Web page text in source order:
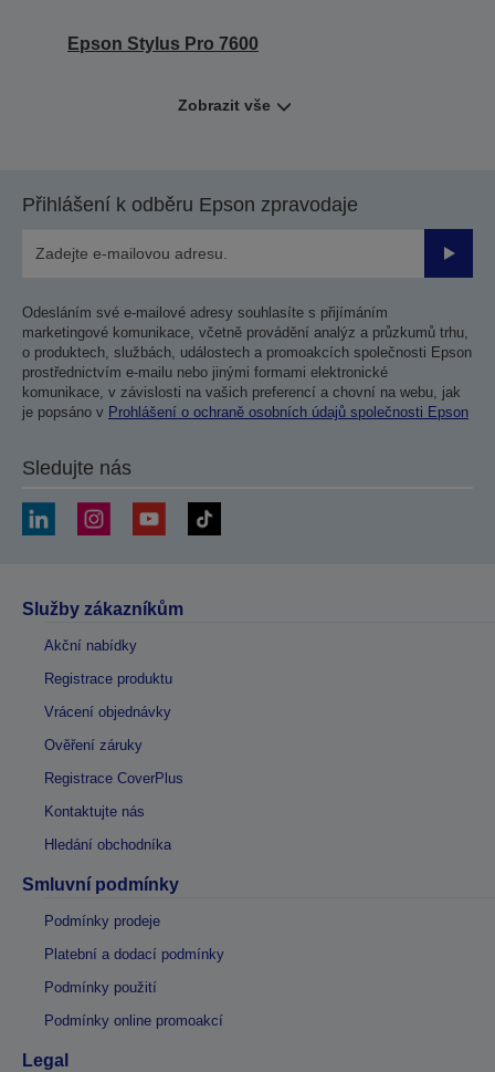
Epson Stylus Pro 7600
Zobrazit vše
Přihlášení k odběru Epson zpravodaje
Odesláním své e-mailové adresy souhlasíte s přijímáním
marketingové komunikace, včetně provádění analýz a průzkumů trhu,
o produktech, službách, událostech a promoakcích společnosti Epson
prostřednictvím e-mailu nebo jinými formami elektronické
komunikace, v závislosti na vašich preferencí a chovní na webu, jak
je popsáno v Prohlášení o ochraně osobních údajů společnosti Epson
Sledujte nás
Služby zákazníkům
Akční nabídky
Registrace produktu
Vrácení objednávky
Ověření záruky
Registrace CoverPlus
Kontaktujte nás
Hledání obchodníka
Smluvní podmínky
Podmínky prodeje
Platební a dodací podmínky
Podmínky použití
Podmínky online promoakcí
Legal